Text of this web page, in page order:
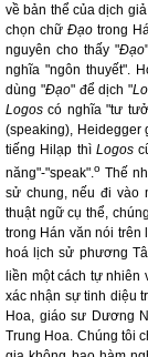
về bản thể của dịch
chọn chữ Đạotrong
nguyên cho thấy "Đạo
nghĩa "ngôn thuyết".
dùng "Đạo" để dịch "
Logos có nghĩa "tư
(speaking), Heidegger
tiếng Hilạp thì Logos
năng"-"speak".o Thế
sử chung, nếu đi vào
thuật ngữ cụ thể,
trong Hán văn nói trên
hoá lịch sử phương
liền một cách tự nhiên
xác nhận sự tinh diệu
Hoa, giáo sư Dương
Trung Hoa. Chúng tôi